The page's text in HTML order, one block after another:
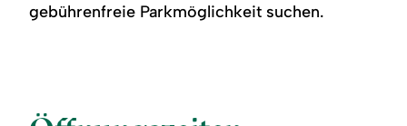
gebührenfreie Parkmöglichkeit suchen.